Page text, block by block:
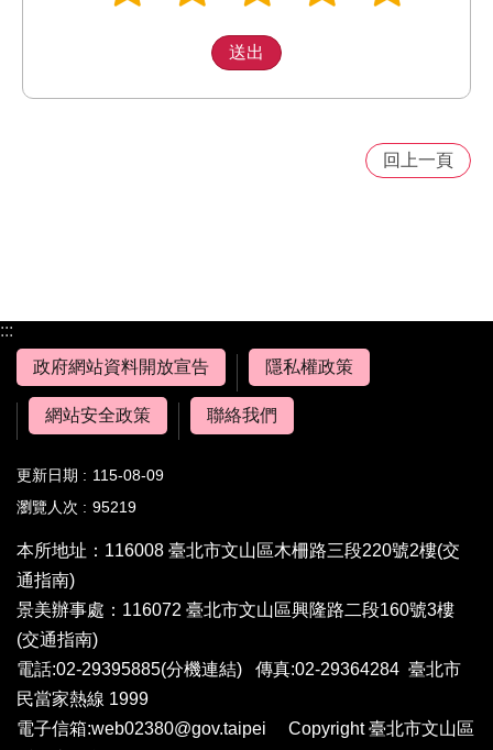
回上一頁
:::
政府網站資料開放宣告
隱私權政策
網站安全政策 聯絡我們
更新日期
115-08-09
瀏覽人次
95219
本所地址：116008 臺北市文山區木柵路三段220號2樓(交
通指南)
景美辦事處：116072 臺北市文山區興隆路二段160號3樓
(交通指南)
電話:02-29395885(分機連結) 傳真:02-29364284 臺北市
民當家熱線 1999
電子信箱:web02380@gov.taipei Copyright 臺北市文山區